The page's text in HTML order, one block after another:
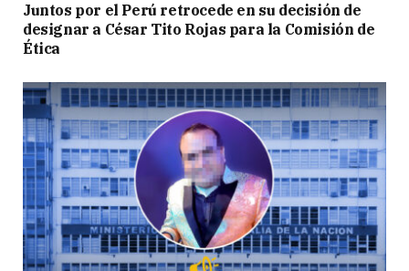
Juntos por el Perú retrocede en su decisión de
designar a César Tito Rojas para la Comisión de
Ética